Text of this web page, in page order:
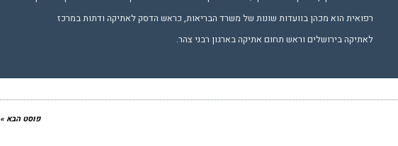
רפואית הוא מכהן בוועדות שונות של משרד הבריאות, כראש הדסק לאתיקה ודתות במרכז
לאתיקה בירושלים וראש תחום אתיקה בארגון רבני צהר.
פוסט הבא »